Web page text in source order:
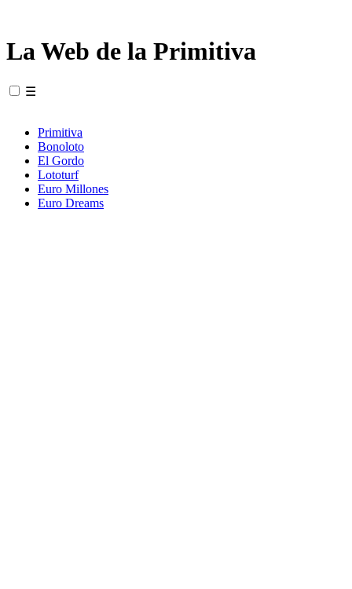
La Web de la Primitiva
☰
Primitiva
Bonoloto
El Gordo
Lototurf
Euro Millones
Euro Dreams